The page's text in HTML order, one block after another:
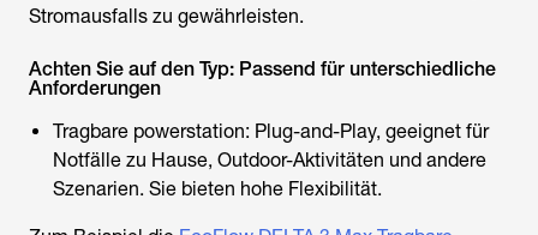
Stromausfalls zu gewährleisten.
Achten Sie auf den Typ: Passend für unterschiedliche
Anforderungen
Tragbare powerstation: Plug-and-Play, geeignet für
Notfälle zu Hause, Outdoor-Aktivitäten und andere
Szenarien. Sie bieten hohe Flexibilität.